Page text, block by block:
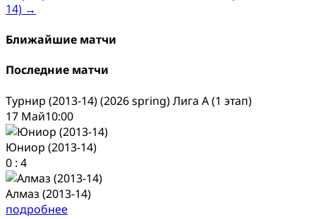
14) →
Ближайшие матчи
Последние матчи
Турнир (2013-14) (2026 spring) Лига А (1 этап)
17 Май10:00
Юниор (2013-14)
0 : 4
Алмаз (2013-14)
подробнее